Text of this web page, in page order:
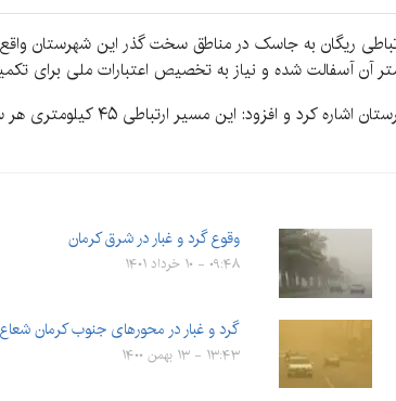
آن آسفالت شده و نیاز به تخصیص اعتبارات ملی برای
وی همچنین به مشکلات مسیر ارتباطی
وقوع گرد و غبار در شرق کرمان
۰۹:۴۸ - ۱۰ خرداد ۱۴۰۱
گرد و غبار در محورهای جنوب کرمان
۱۳:۴۳ - ۱۳ بهمن ۱۴۰۰